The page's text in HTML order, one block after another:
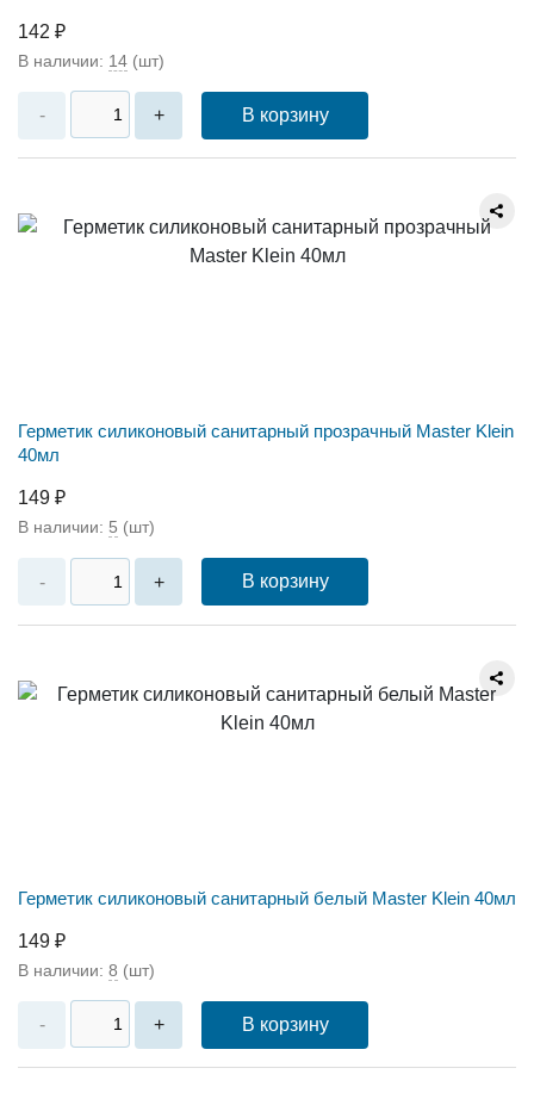
142 ₽
В наличии: 14 (шт)
- + В корзину
Герметик силиконовый санитарный прозрачный Master Klein
40мл
149 ₽
В наличии: 5 (шт)
- + В корзину
Герметик силиконовый санитарный белый Master Klein 40мл
149 ₽
В наличии: 8 (шт)
- + В корзину